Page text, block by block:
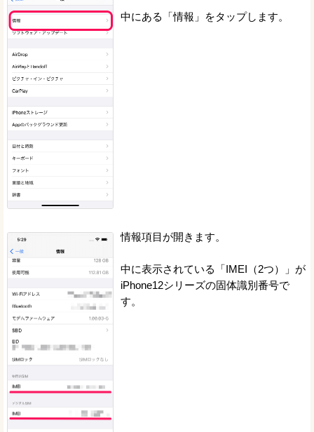
中にある「情報」をタップします。
情報項目が開きます。
中に表示されている「IMEI（2つ）」が
iPhone12シリーズの固体識別番号で
す。